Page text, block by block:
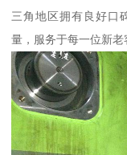
三角地区拥有良好口
量，服务于每一位新老